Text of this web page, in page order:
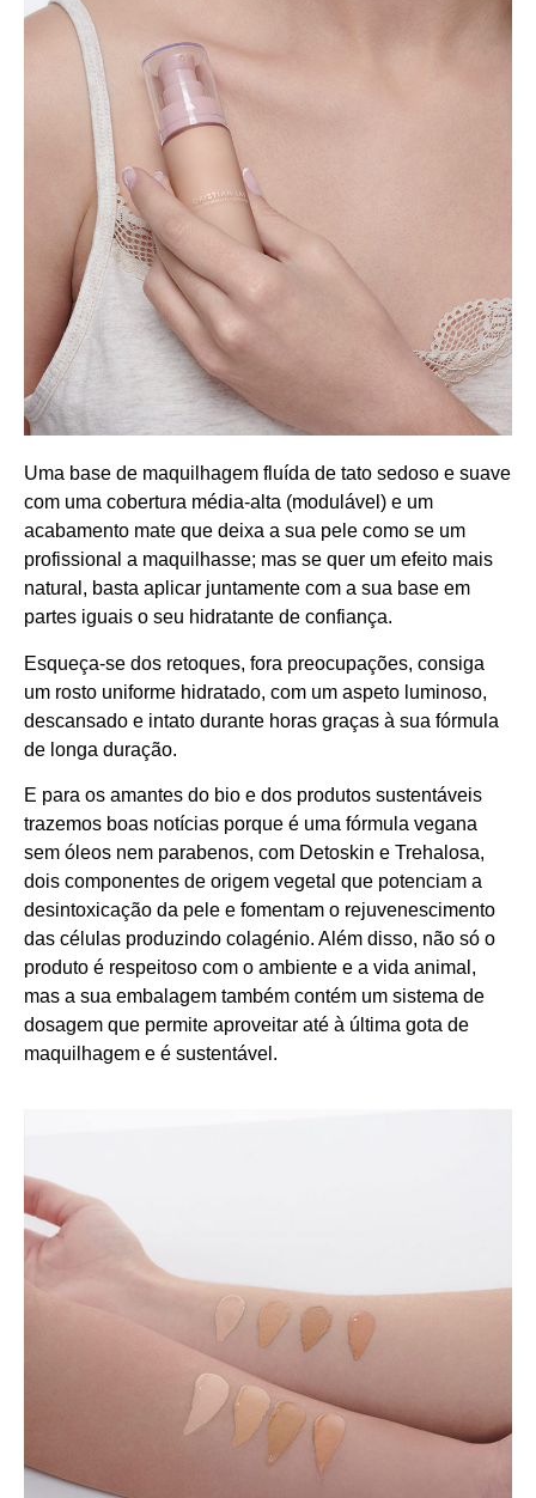
Uma base de maquilhagem fluída de tato sedoso e suave
com uma cobertura média-alta (modulável) e um
acabamento mate que deixa a sua pele como se um
profissional a maquilhasse; mas se quer um efeito mais
natural, basta aplicar juntamente com a sua base em
partes iguais o seu hidratante de confiança.
Esqueça-se dos retoques, fora preocupações, consiga
um rosto uniforme hidratado, com um aspeto luminoso,
descansado e intato durante horas graças à sua fórmula
de longa duração.
E para os amantes do bio e dos produtos sustentáveis
trazemos boas notícias porque é uma fórmula vegana
sem óleos nem parabenos, com Detoskin e Trehalosa,
dois componentes de origem vegetal que potenciam a
desintoxicação da pele e fomentam o rejuvenescimento
das células produzindo colagénio. Além disso, não só o
produto é respeitoso com o ambiente e a vida animal,
mas a sua embalagem também contém um sistema de
dosagem que permite aproveitar até à última gota de
maquilhagem e é sustentável.